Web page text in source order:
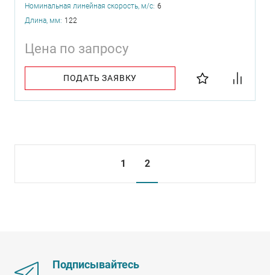
Номинальная линейная скорость, м/с: 6
Длина, мм: 122
Цена по запросу
ПОДАТЬ ЗАЯВКУ
1 2
Подписывайтесь